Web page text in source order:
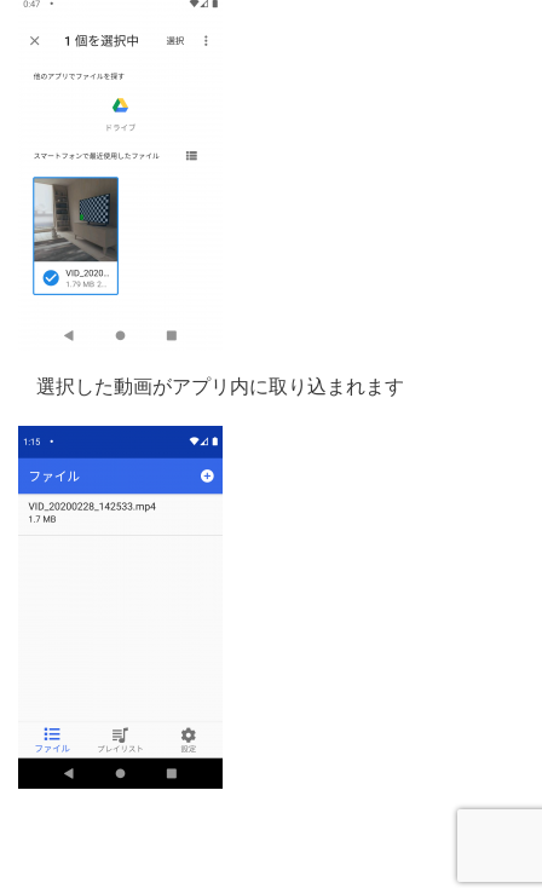
選択した動画がアプリ内に取り込まれます